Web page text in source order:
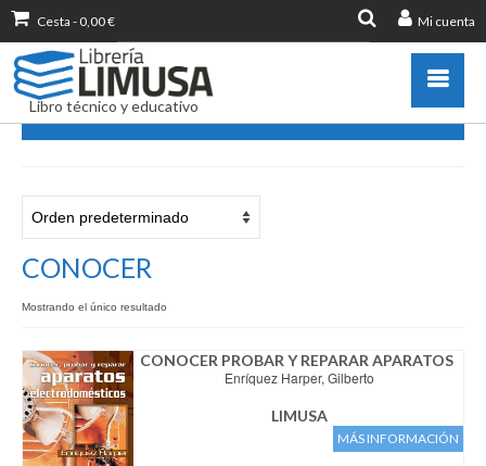
Mi cuenta
Cesta - 0,00€
Buscar
por:
Libro técnico y educativo
Destacados
Libros más vendidos
Publicar con nosotros
Zona de profesores
Información sobre libro
Ayuda
Contacto
CONOCER
Mostrando el único resultado
CONOCER PROBAR Y REPARAR APARATOS
Enríquez Harper, Gilberto
LIMUSA
MÁS INFORMACIÓN